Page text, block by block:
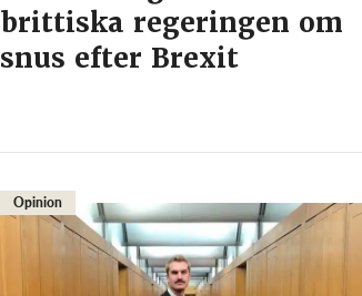
brittiska regeringen om
snus efter Brexit
Opinion